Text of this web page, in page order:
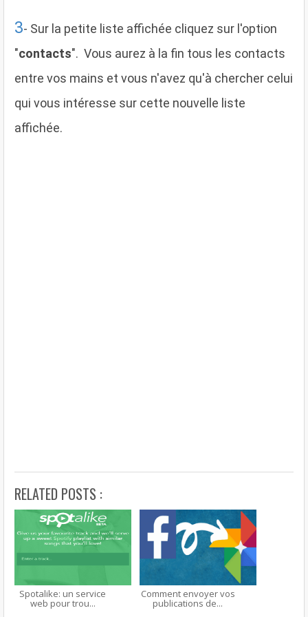
3- Sur la petite liste affichée cliquez sur l'option
"contacts". Vous aurez à la fin tous les contacts
entre vos mains et vous n'avez qu'à chercher celui
qui vous intéresse sur cette nouvelle liste
affichée.
RELATED POSTS :
Spotalike: un service
web pour trou...
Comment envoyer vos
publications de...